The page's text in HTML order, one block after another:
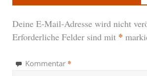
Deine E-Mail-Adresse wird nicht
Erforderliche Felder sind mit *
Kommentar *